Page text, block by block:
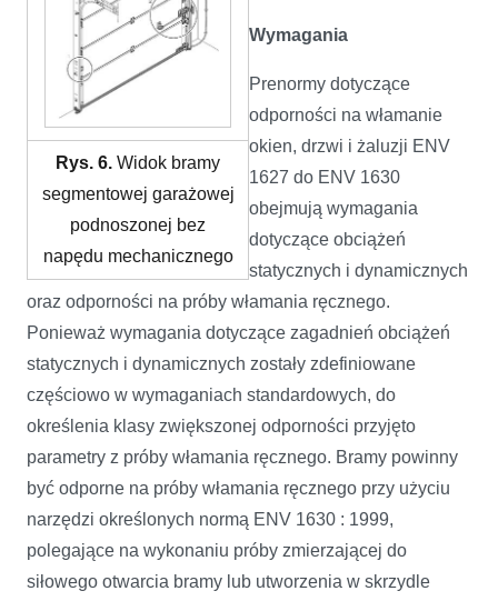
Rys. 6. Widok bramy
segmentowej garażowej
podnoszonej bez
napędu mechanicznego
Wymagania
Prenormy dotyczące
odporności na włamanie
okien, drzwi i żaluzji ENV
1627 do ENV 1630
obejmują wymagania
dotyczące obciążeń
statycznych i dynamicznych
oraz odporności na próby włamania ręcznego.
Ponieważ wymagania dotyczące zagadnień obciążeń
statycznych i dynamicznych zostały zdefiniowane
częściowo w wymaganiach standardowych, do
określenia klasy zwiększonej odporności przyjęto
parametry z próby włamania ręcznego. Bramy powinny
być odporne na próby włamania ręcznego przy użyciu
narzędzi określonych normą ENV 1630 : 1999,
polegające na wykonaniu próby zmierzającej do
siłowego otwarcia bramy lub utworzenia w skrzydle